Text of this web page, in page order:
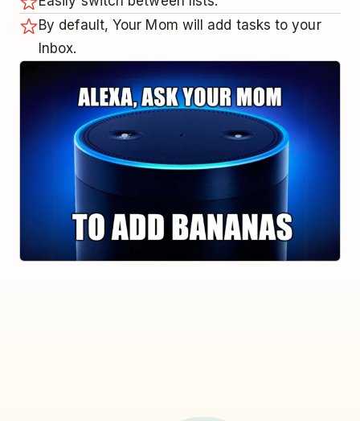
By default, Your Mom will add tasks to your
Inbox.